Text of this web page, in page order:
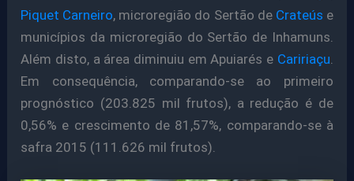
Piquet Carneiro, microregião do Sertão de Crateús e
municípios da microregião do Sertão de Inhamuns.
Além disto, a área diminuiu em Apuiarés e Caririaçu.
Em consequência, comparando-se ao primeiro
prognóstico (203.825 mil frutos), a redução é de
0,56% e crescimento de 81,57%, comparando-se à
safra 2015 (111.626 mil frutos).